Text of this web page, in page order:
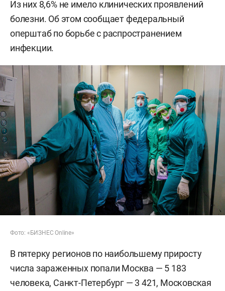
Из них 8,6% не имело клинических проявлений
болезни. Об этом сообщает федеральный
оперштаб по борьбе с распространением
инфекции.
Фото: «БИЗНЕС Online»
В пятерку регионов по наибольшему приросту
числа зараженных попали Москва — 5 183
человека, Санкт-Петербург — 3 421, Московская